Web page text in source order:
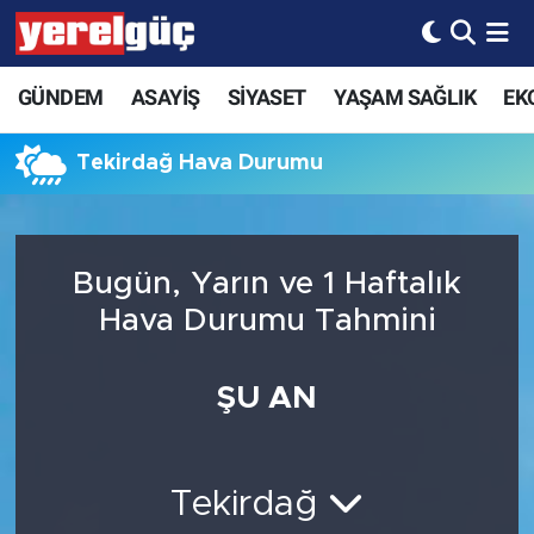
GÜNDEM ASAYİŞ SİYASET YAŞAM SAĞLIK
Tekirdağ Hava Durumu
Bugün, Yarın ve 1 Haftalık
Hava Durumu Tahmini
ŞU AN
Tekirdağ